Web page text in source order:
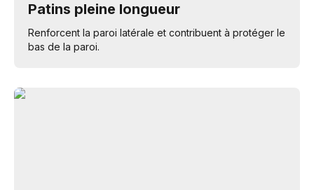
Patins pleine longueur
Renforcent la paroi latérale et contribuent à protéger le
bas de la paroi.